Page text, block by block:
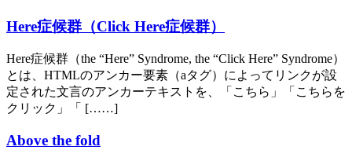
Here症候群（Click Here症候群）
Here症候群（the “Here” Syndrome, the “Click Here” Syndrome）
とは、HTMLのアンカー要素（aタグ）によってリンクが設
定された文言のアンカーテキストを、「こちら」「こちらを
クリック」「 [……]
Above the fold